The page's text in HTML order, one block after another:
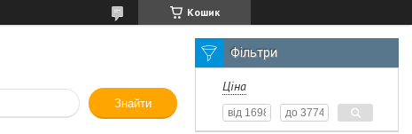
Кошик
Знайти
Фільтри
Ціна